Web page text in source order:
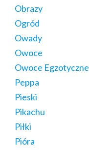
Obrazy
Ogród
Owady
Owoce
Owoce Egzotyczne
Peppa
Pieski
Pikachu
Piłki
Pióra